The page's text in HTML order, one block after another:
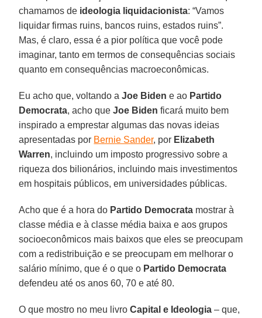
chamamos de ideologia liquidacionista: “Vamos
liquidar firmas ruins, bancos ruins, estados ruins”.
Mas, é claro, essa é a pior política que você pode
imaginar, tanto em termos de consequências sociais
quanto em consequências macroeconômicas.
Eu acho que, voltando aJoe Biden e ao Partido
Democrata, acho queJoe Biden ficará muito bem
inspirado a emprestar algumas das novas ideias
apresentadas por Bernie Sander, por Elizabeth
Warren, incluindo um imposto progressivo sobre a
riqueza dos bilionários, incluindo mais investimentos
em hospitais públicos, em universidades públicas.
Acho que é a hora do Partido Democrata mostrar à
classe média e à classe média baixa e aos grupos
socioeconômicos mais baixos que eles se preocupam
com a redistribuição e se preocupam em melhorar o
salário mínimo, que é o que o Partido Democrata
defendeu até os anos 60, 70 e até 80.
O que mostro no meu livroCapital e Ideologia – que,